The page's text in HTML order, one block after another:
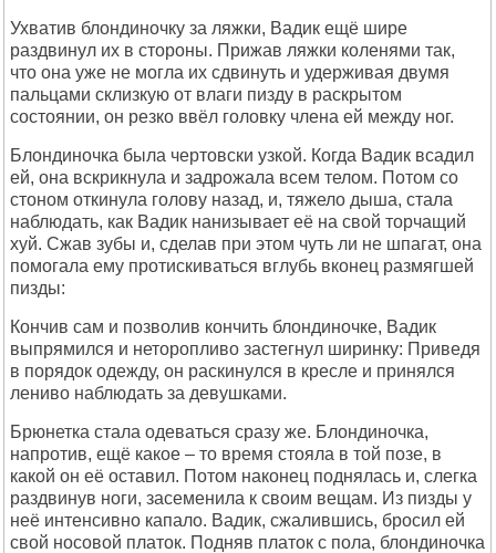
Ухватив блондиночку за ляжки, Вадик ещё шире
раздвинул их в стороны. Прижав ляжки коленями так,
что она уже не могла их сдвинуть и удерживая двумя
пальцами склизкую от влаги пизду в раскрытом
состоянии, он резко ввёл головку члена ей между ног.
Блондиночка была чертовски узкой. Когда Вадик всадил
ей, она вскрикнула и задрожала всем телом. Потом со
стоном откинула голову назад, и, тяжело дыша, стала
наблюдать, как Вадик нанизывает её на свой торчащий
хуй. Сжав зубы и, сделав при этом чуть ли не шпагат, она
помогала ему протискиваться вглубь вконец размягшей
пизды:
Кончив сам и позволив кончить блондиночке, Вадик
выпрямился и неторопливо застегнул ширинку: Приведя
в порядок одежду, он раскинулся в кресле и принялся
лениво наблюдать за девушками.
Брюнетка стала одеваться сразу же. Блондиночка,
напротив, ещё какое – то время стояла в той позе, в
какой он её оставил. Потом наконец поднялась и, слегка
раздвинув ноги, засеменила к своим вещам. Из пизды у
неё интенсивно капало. Вадик, сжалившись, бросил ей
свой носовой платок. Подняв платок с пола, блондиночка